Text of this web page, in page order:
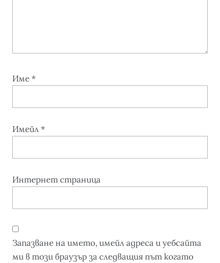
Име*
Имейл*
Интернет страница
Запазване на името, имейл адреса и уебсайта
ми в този браузър за следващия път когато